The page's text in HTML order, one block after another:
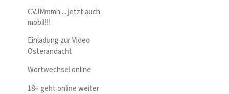
CVJMmmh ... jetzt auch
mobil!!!
Einladung zur Video
Osterandacht
Wortwechsel online
18+ geht online weiter